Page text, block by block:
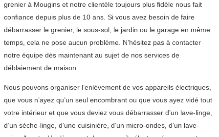
grenier à Mougins et notre clientèle toujours plus fidèle nous fait
confiance depuis plus de 10 ans. Si vous avez besoin de faire
débarrasser le grenier, le sous-sol, le jardin ou le garage en même
temps, cela ne pose aucun problème. N’hésitez pas à contacter
notre équipe dès maintenant au sujet de nos services de
déblaiement de maison.
Nous pouvons organiser l’enlèvement de vos appareils électriques,
que vous n’ayez qu’un seul encombrant ou que vous ayez vidé tout
votre intérieur et que vous deviez vous débarrasser d’un lave-linge,
d’un sèche-linge, d’une cuisinière, d’un micro-ondes, d’un lave-